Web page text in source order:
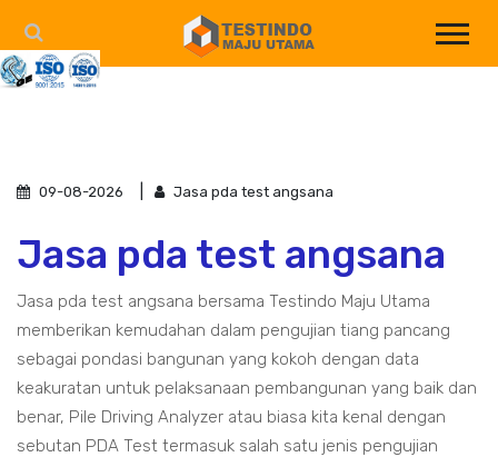
09-08-2026 Jasa pda test angsana
Jasa pda test angsana
Jasa pda test angsana bersama Testindo Maju Utama
memberikan kemudahan dalam pengujian tiang pancang
sebagai pondasi bangunan yang kokoh dengan data
keakuratan untuk pelaksanaan pembangunan yang baik dan
benar, Pile Driving Analyzer atau biasa kita kenal dengan
sebutan PDA Test termasuk salah satu jenis pengujian